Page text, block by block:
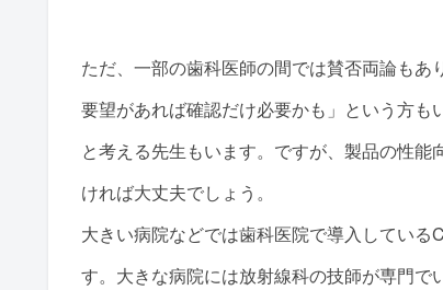
ただ、一部の歯科医師の間では賛否両論も
要望があれば確認だけ必要かも」という方も
と考える先生もいます。ですが、製品の性
ければ大丈夫でしょう。
大きい病院などでは歯科医院で導入してい
す。大きな病院には放射線科の技師が専門で